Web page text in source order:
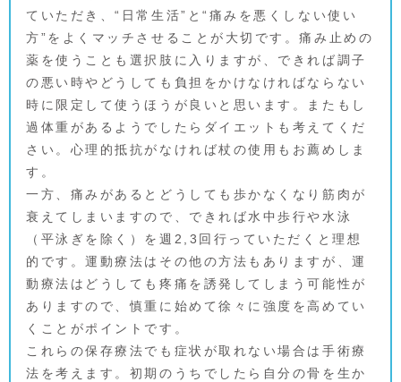
ていただき、“日常生活”と“痛みを悪くしない使い
方”をよくマッチさせることが大切です。痛み止めの
薬を使うことも選択肢に入りますが、できれば調子
の悪い時やどうしても負担をかけなければならない
時に限定して使うほうが良いと思います。またもし
過体重があるようでしたらダイエットも考えてくだ
さい。心理的抵抗がなければ杖の使用もお薦めしま
す。
一方、痛みがあるとどうしても歩かなくなり筋肉が
衰えてしまいますので、できれば水中歩行や水泳
（平泳ぎを除く）を週2,3回行っていただくと理想
的です。運動療法はその他の方法もありますが、運
動療法はどうしても疼痛を誘発してしまう可能性が
ありますので、慎重に始めて徐々に強度を高めてい
くことがポイントです。
これらの保存療法でも症状が取れない場合は手術療
法を考えます。初期のうちでしたら自分の骨を生か